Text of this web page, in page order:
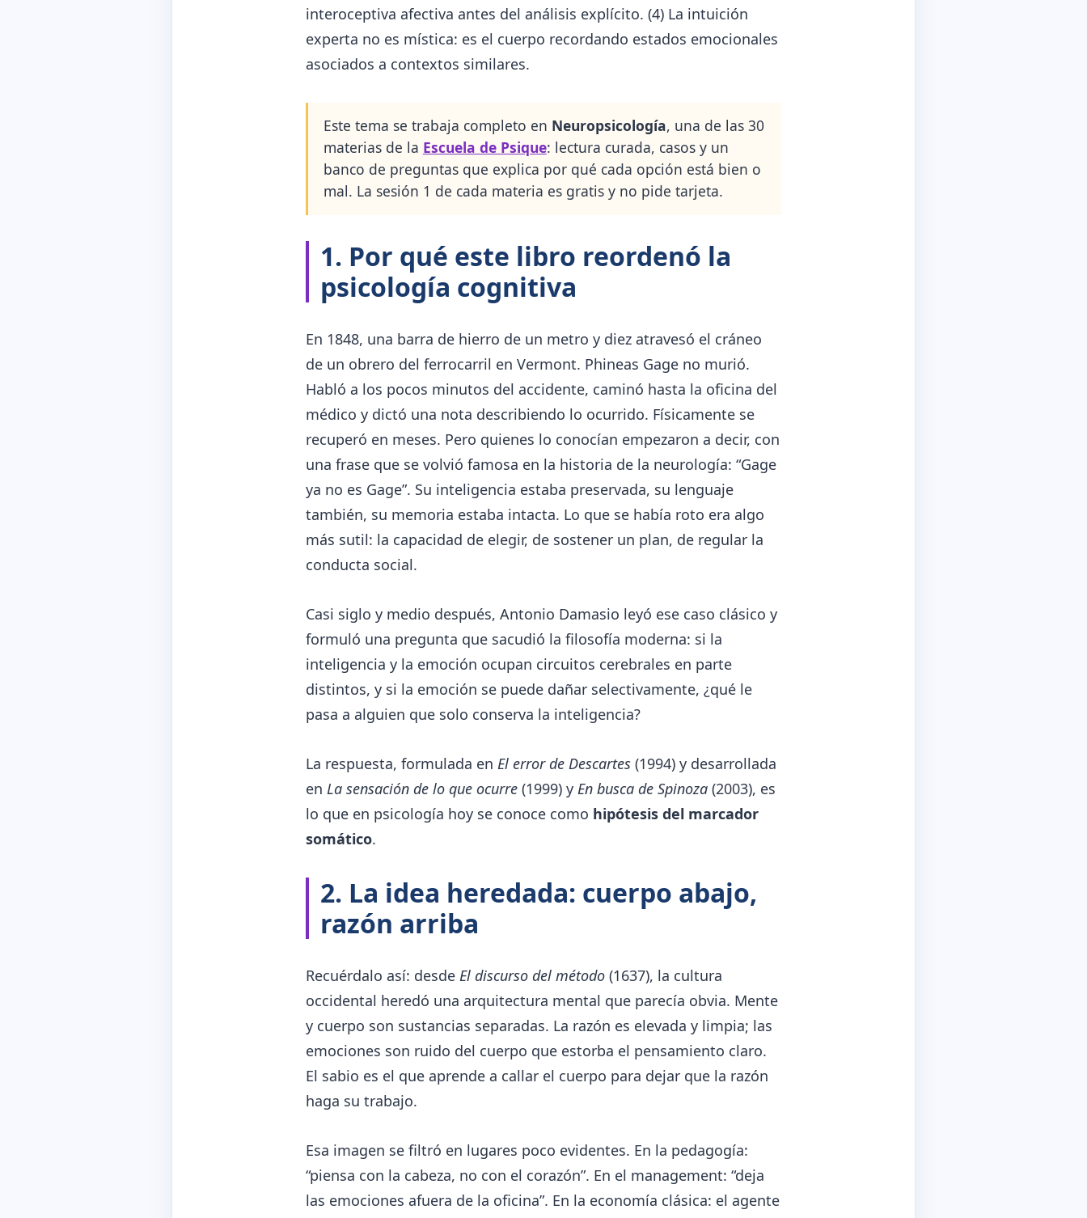
interoceptiva afectiva antes del análisis explícito. (4) La intuición
experta no es mística: es el cuerpo recordando estados emocionales
asociados a contextos similares.
Este tema se trabaja completo en Neuropsicología, una de las 30
materias de la Escuela de Psique: lectura curada, casos y un
banco de preguntas que explica por qué cada opción está bien o
mal. La sesión 1 de cada materia es gratis y no pide tarjeta.
1. Por qué este libro reordenó la
psicología cognitiva
En 1848, una barra de hierro de un metro y diez atravesó el cráneo
de un obrero del ferrocarril en Vermont. Phineas Gage no murió.
Habló a los pocos minutos del accidente, caminó hasta la oficina del
médico y dictó una nota describiendo lo ocurrido. Físicamente se
recuperó en meses. Pero quienes lo conocían empezaron a decir, con
una frase que se volvió famosa en la historia de la neurología: “Gage
ya no es Gage”. Su inteligencia estaba preservada, su lenguaje
también, su memoria estaba intacta. Lo que se había roto era algo
más sutil: la capacidad de elegir, de sostener un plan, de regular la
conducta social.
Casi siglo y medio después, Antonio Damasio leyó ese caso clásico y
formuló una pregunta que sacudió la filosofía moderna: si la
inteligencia y la emoción ocupan circuitos cerebrales en parte
distintos, y si la emoción se puede dañar selectivamente, ¿qué le
pasa a alguien que solo conserva la inteligencia?
La respuesta, formulada en El error de Descartes(1994) y desarrollada
en La sensación de lo que ocurre(1999) y En busca de Spinoza(2003), es
lo que en psicología hoy se conoce como hipótesis del marcador
somático.
2. La idea heredada: cuerpo abajo,
razón arriba
Recuérdalo así: desde El discurso del método(1637), la cultura
occidental heredó una arquitectura mental que parecía obvia. Mente
y cuerpo son sustancias separadas. La razón es elevada y limpia; las
emociones son ruido del cuerpo que estorba el pensamiento claro.
El sabio es el que aprende a callar el cuerpo para dejar que la razón
haga su trabajo.
Esa imagen se filtró en lugares poco evidentes. En la pedagogía:
“piensa con la cabeza, no con el corazón”. En el management: “deja
las emociones afuera de la oficina”. En la economía clásica: el agente